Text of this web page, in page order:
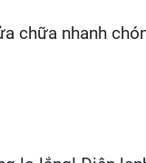
chữa nhanh